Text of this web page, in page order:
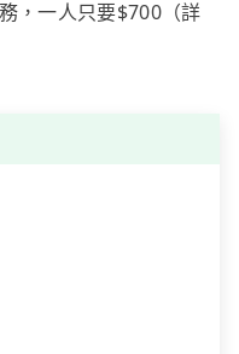
，一人只要$700（詳